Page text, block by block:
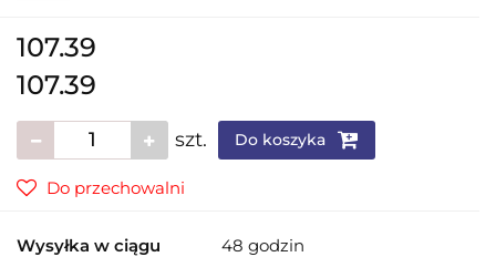
107.39
107.39
szt. Do koszyka
Do przechowalni
Wysyłka w ciągu 48 godzin